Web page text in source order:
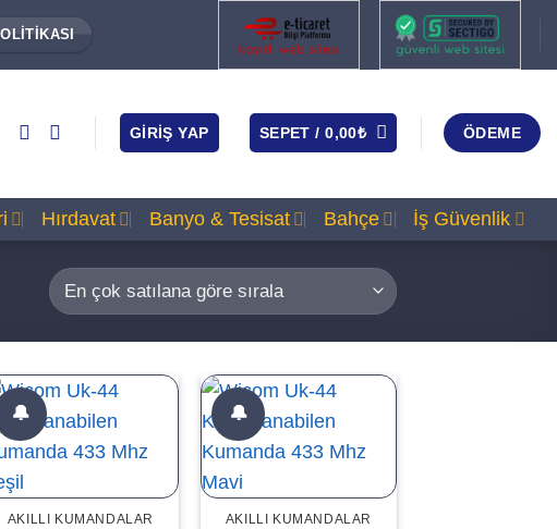
GIRIŞ YAP SEPET /0,00₺ ÖDEME
Hırdavat Banyo & Tesisat Bahçe İş Güvenlik
🔔
AKILLI KUMANDALAR
🔔
AKILLI KUMANDALAR